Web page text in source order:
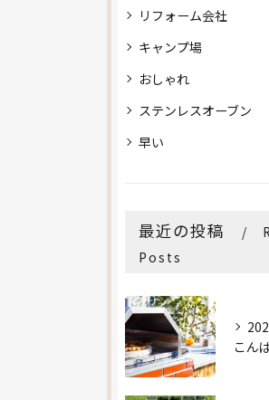
リフォーム会社
キャンプ場
おしゃれ
ステンレスオーブン
早い
最近の投稿
Posts
こん